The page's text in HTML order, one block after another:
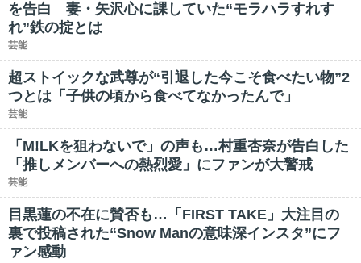
を告白 妻・矢沢心に課していた“モラハラすれす
れ”鉄の掟とは
芸能
超ストイックな武尊が“引退した今こそ食べたい物”2
つとは「子供の頃から食べてなかったんで」
芸能
「M!LKを狙わないで」の声も…村重杏奈が告白した
「推しメンバーへの熱烈愛」にファンが大警戒
芸能
目黒蓮の不在に賛否も…「FIRST TAKE」大注目の
裏で投稿された“Snow Manの意味深インスタ”にフ
ァン感動